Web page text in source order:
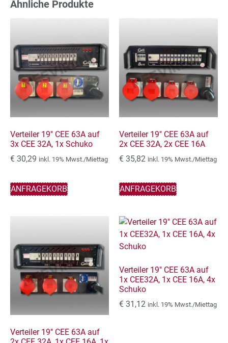
Ähnliche Produkte
Verteiler 19″ CEE 63A auf
3x CEE 32A, 1x Schuko
€ 30,29 inkl. 19% Mwst./Miettag
ANFRAGEKORB
Verteiler 19″ CEE 63A auf
2x CEE 32A, 2x CEE 16A
€ 35,82 inkl. 19% Mwst./Miettag
ANFRAGEKORB
Verteiler 19″ CEE 63A auf
Verteiler 19″ CEE 63A auf
1x CEE32A, 1x CEE 16A, 4x
Schuko
€ 31,12 inkl. 19% Mwst./Miettag